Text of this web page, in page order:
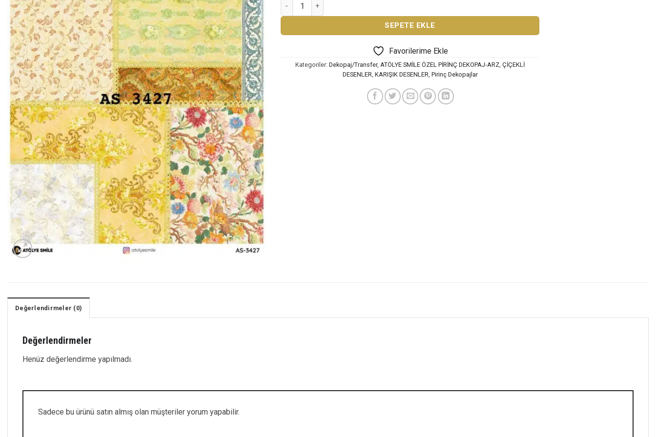
39,00 ₺.
SEPETE EKLE
Favorilerime Ekle
Kategoriler: Dekopaj/Transfer, ATÖLYE SMİLE ÖZEL PİRİNÇ DEKOPAJ-ARZ, ÇİÇEKLİ
DESENLER, KARIŞIK DESENLER, Pirinç Dekopajlar
Değerlendirmeler (0)
Değerlendirmeler
Henüz değerlendirme yapılmadı.
Sadece bu ürünü satın almış olan müşteriler yorum yapabilir.